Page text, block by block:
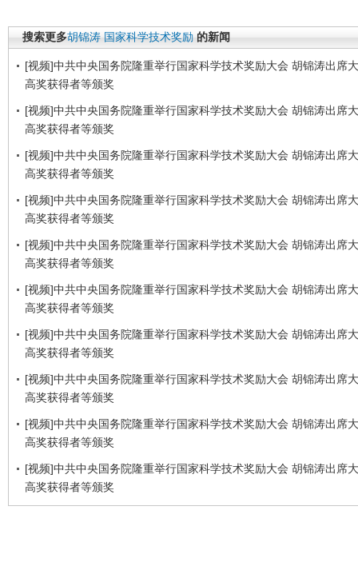
搜索更多胡锦涛 国家科学技术奖励 的新闻
[视频]中共中央国务院隆重举行国家科学技术奖励大会 胡锦涛出席
高奖获得者等颁奖
[视频]中共中央国务院隆重举行国家科学技术奖励大会 胡锦涛出席
高奖获得者等颁奖
[视频]中共中央国务院隆重举行国家科学技术奖励大会 胡锦涛出席
高奖获得者等颁奖
[视频]中共中央国务院隆重举行国家科学技术奖励大会 胡锦涛出席
高奖获得者等颁奖
[视频]中共中央国务院隆重举行国家科学技术奖励大会 胡锦涛出席
高奖获得者等颁奖
[视频]中共中央国务院隆重举行国家科学技术奖励大会 胡锦涛出席
高奖获得者等颁奖
[视频]中共中央国务院隆重举行国家科学技术奖励大会 胡锦涛出席
高奖获得者等颁奖
[视频]中共中央国务院隆重举行国家科学技术奖励大会 胡锦涛出席
高奖获得者等颁奖
[视频]中共中央国务院隆重举行国家科学技术奖励大会 胡锦涛出席
高奖获得者等颁奖
[视频]中共中央国务院隆重举行国家科学技术奖励大会 胡锦涛出席
高奖获得者等颁奖